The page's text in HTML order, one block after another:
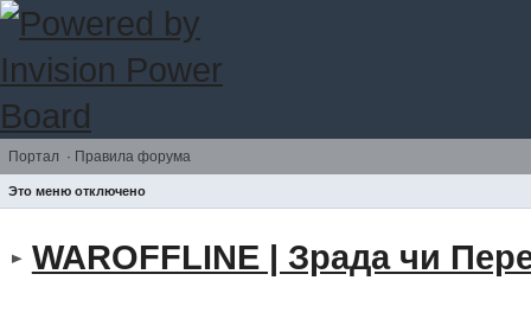
Портал · Правила форума
Это меню отключено
WAROFFLINE | Зрада чи